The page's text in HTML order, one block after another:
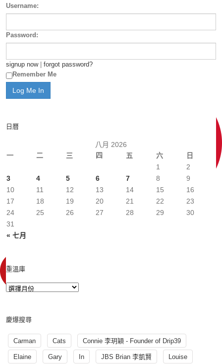
Username:
Password:
signup now| forgot password?
Remember Me
日曆
八月 2026
一
二 三 四 五 六 日
« 七月
1
2
3
4 5 6 7 8
9
10
11 12 13 14 15
16
17
18 19 20 21 22
23
24
25 26 27 28 29
30
31
重溫庫
慶爆搜尋
Carman Cats Connie 李玥穎 - Founder of Drip39
Elaine Gary In JBS Brian 李凱賢 Louise